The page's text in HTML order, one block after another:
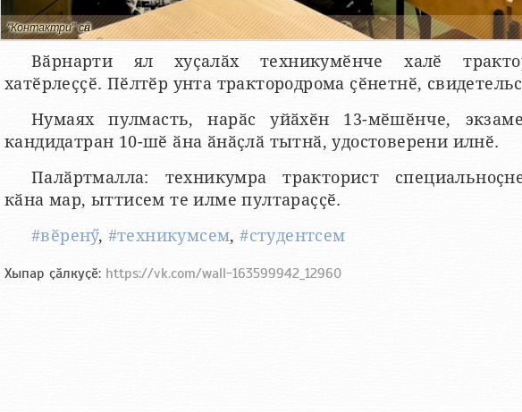
"Контактри" сӑн
Вӑрнарти ял хуҫалӑх техникумӗнче халӗ
хатӗрлеҫҫӗ. Пӗлтӗр унта трактородрома ҫӗнетнӗ,
Нумаях пулмасть, нарӑс уйӑхӗн 13-мӗшӗнче,
кандидатран 10-шӗ ӑна ӑнӑҫлӑ тытнӑ, удостоверени илнӗ.
Палӑртмалла: техникумра тракторист
кӑна мар, ыттисем те илме пултараҫҫӗ.
#вӗренӳ, #техникумсем,#студентсем
Хыпар ҫӑлкуҫӗ: https://vk.com/wall-163599942_12960